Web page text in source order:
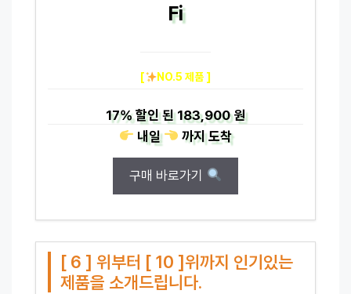
Fi
[ NO.5 제품 ]
17%할인 된183,900 원
내일
까지도착
구매 바로가기
[ 6 ] 위부터 [ 10 ]위까지 인기있는
제품을 소개드립니다.